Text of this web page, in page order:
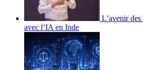
L’avenir
avec l’IA en Inde